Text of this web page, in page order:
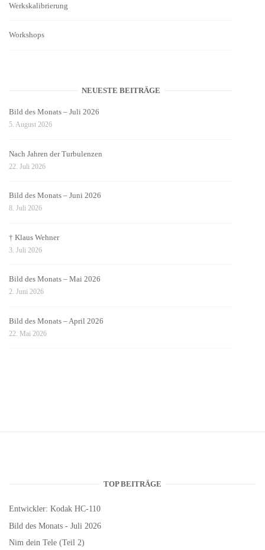
Werkskalibrierung
Workshops
NEUESTE BEITRÄGE
Bild des Monats – Juli 2026
5. August 2026
Nach Jahren der Turbulenzen
22. Juli 2026
Bild des Monats – Juni 2026
8. Juli 2026
† Klaus Wehner
3. Juli 2026
Bild des Monats – Mai 2026
2. Juni 2026
Bild des Monats – April 2026
22. Mai 2026
TOP BEITRÄGE
Entwickler: Kodak HC-110
Bild des Monats - Juli 2026
Nim dein Tele (Teil 2)